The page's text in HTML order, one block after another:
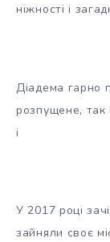
ніжності і
Діадема гарно
розпущене, так
і
У 2017 році
зайняли своє